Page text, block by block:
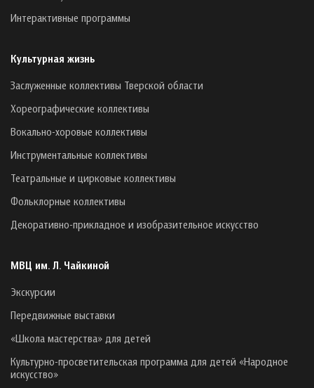
Интерактивные программы
Культурная жизнь
Заслуженные коллективы Тверской области
Хореографические коллективы
Вокально-хоровые коллективы
Инструментальные коллективы
Театральные и цирковые коллективы
Фольклорные коллективы
Декоративно-прикладное и изобразительное искусство
МВЦ им. Л. Чайкиной
Экскурсии
Передвижные выставки
«Школа мастерства» для детей
Культурно-просветительская программа для детей «Народное
искусство»